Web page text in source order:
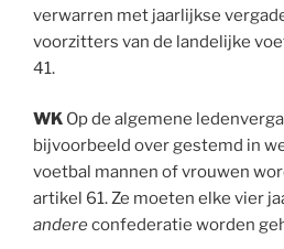
verwarren met jaarlijkse
voorzitters van de landelijke
41.
WK Op de algemene
bijvoorbeeld over gestemd in
voetbal mannen of vrouwen
artikel 61. Ze moeten elke vier
andereconfederatie worden